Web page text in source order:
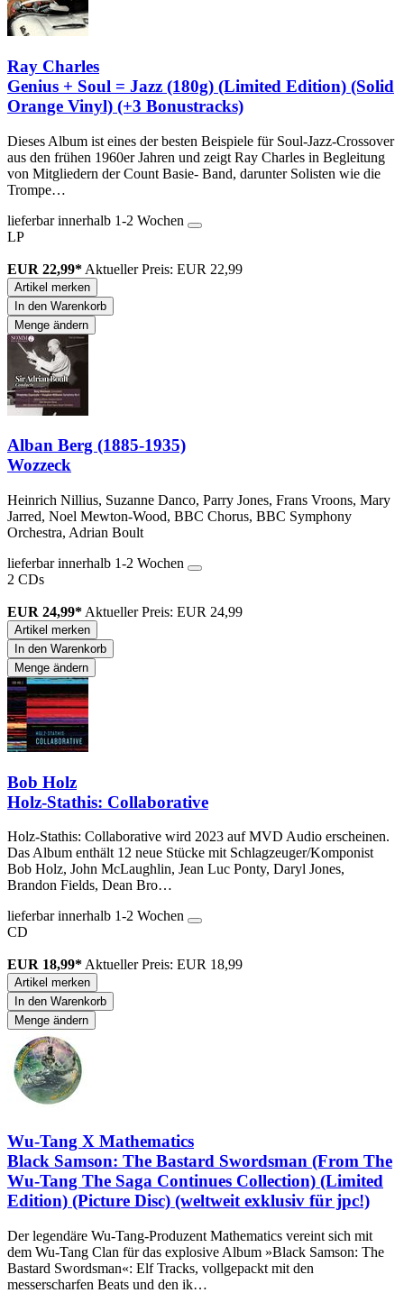
Ray Charles
Genius + Soul = Jazz (180g) (Limited Edition) (Solid
Orange Vinyl) (+3 Bonustracks)
Dieses Album ist eines der besten Beispiele für Soul-Jazz-Crossover
aus den frühen 1960er Jahren und zeigt Ray Charles in Begleitung
von Mitgliedern der Count Basie- Band, darunter Solisten wie die
Trompe…
lieferbar innerhalb 1-2 Wochen
LP
EUR 22,99* Aktueller Preis: EUR 22,99
Artikel merken
In den Warenkorb
Menge ändern
Alban Berg (1885-1935)
Wozzeck
Heinrich Nillius, Suzanne Danco, Parry Jones, Frans Vroons, Mary
Jarred, Noel Mewton-Wood, BBC Chorus, BBC Symphony
Orchestra, Adrian Boult
lieferbar innerhalb 1-2 Wochen
2 CDs
EUR 24,99* Aktueller Preis: EUR 24,99
Artikel merken
In den Warenkorb
Menge ändern
Bob Holz
Holz-Stathis: Collaborative
Holz-Stathis: Collaborative wird 2023 auf MVD Audio erscheinen.
Das Album enthält 12 neue Stücke mit Schlagzeuger/Komponist
Bob Holz, John McLaughlin, Jean Luc Ponty, Daryl Jones,
Brandon Fields, Dean Bro…
lieferbar innerhalb 1-2 Wochen
CD
EUR 18,99* Aktueller Preis: EUR 18,99
Artikel merken
In den Warenkorb
Menge ändern
Wu-Tang X Mathematics
Black Samson: The Bastard Swordsman (From The
Wu-Tang The Saga Continues Collection) (Limited
Edition) (Picture Disc) (weltweit exklusiv für jpc!)
Der legendäre Wu-Tang-Produzent Mathematics vereint sich mit
dem Wu-Tang Clan für das explosive Album »Black Samson: The
Bastard Swordsman«: Elf Tracks, vollgepackt mit den
messerscharfen Beats und den ik…